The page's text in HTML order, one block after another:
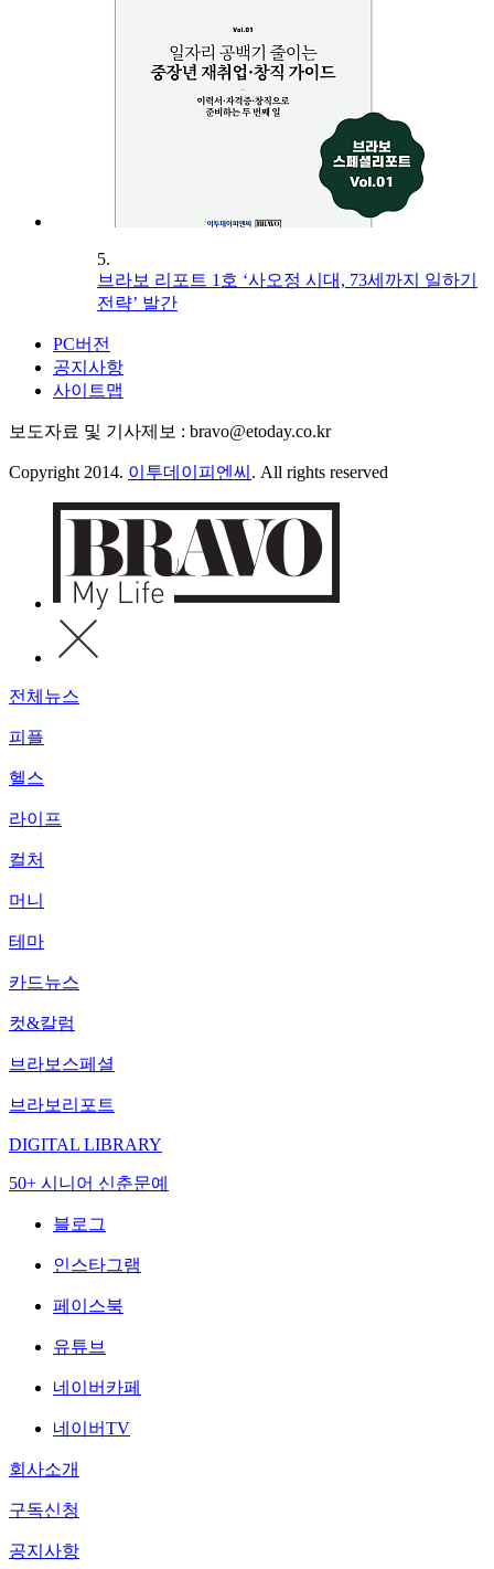
5.
브라보 리포트 1호 ‘사오정 시대, 73세까지 일하기
전략’ 발간
PC버전
공지사항
사이트맵
보도자료 및 기사제보 : bravo@etoday.co.kr
Copyright 2014. 이투데이피엔씨 . All rights reserved
전체뉴스
피플
헬스
라이프
컬처
머니
테마
카드뉴스
컷&칼럼
브라보스페셜
브라보리포트
DIGITAL LIBRARY
50+ 시니어 신춘문예
블로그
인스타그램
페이스북
유튜브
네이버카페
네이버TV
회사소개
구독신청
공지사항